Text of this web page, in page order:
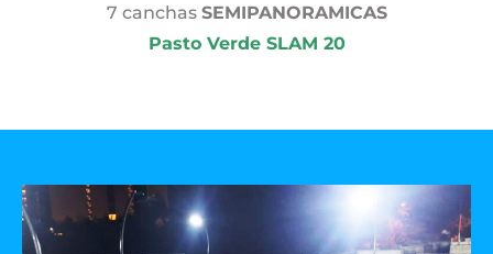
7 canchas SEMIPANORAMICAS
Pasto Verde SLAM 20